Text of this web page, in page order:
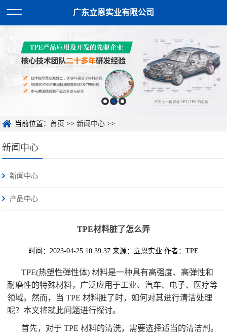
广东立恩实业有限公司
当前位置：首页 >>新闻中心 >>
新闻中心
新闻中心
产品中心
TPE材料脏了怎么弄
时间：2023-04-25 10:39:37 来源：立恩实业 作者：TPE
TPE(热塑性弹性体) 材料是一种具有高强度、高弹性和
耐磨性的特殊材料，广泛应用于工业、汽车、电子、医疗等
领域。然而，当 TPE 材料脏了时，如何对其进行清洁处理
呢？本文将就此问题进行探讨。
首先，对于 TPE 材料的清洗，需要选择适当的清洁剂。